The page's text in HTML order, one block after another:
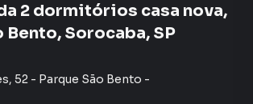
2 dormitórios casa nova,
Bento, Sorocaba, SP
, 52 - Parque São Bento -